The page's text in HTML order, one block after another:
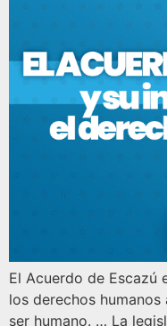
El Acuerdo de Escazú
los derechos
ser humano. … La